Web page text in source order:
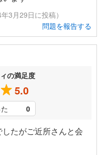
3月29日に投稿）
問題を報告する
の満足度
5.0
0
たがご近所さんと会